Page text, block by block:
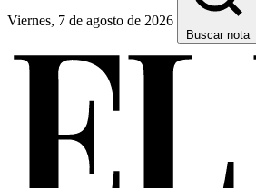
Viernes, 7 de agosto de 2026
Buscar nota